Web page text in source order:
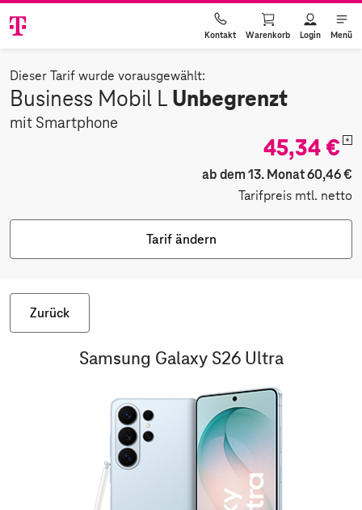
Kontakt Warenkorb Login Menü
Dieser Tarif wurde vorausgewählt:
Business Mobil L Unbegrenzt
mit Smartphone
45,34 € *
ab dem 13. Monat 60,46 €
Tarifpreis mtl. netto
Tarif ändern
Zurück
Samsung Galaxy S26 Ultra